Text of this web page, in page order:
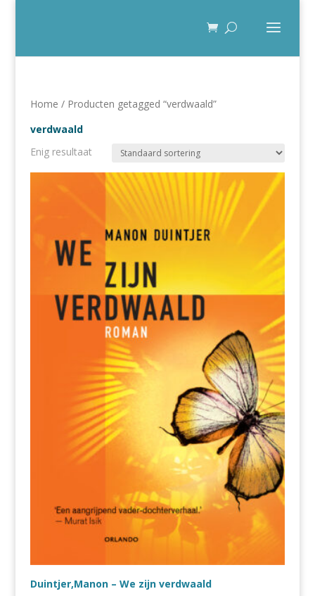
Home / Producten getagged “verdwaald”
verdwaald
Enig resultaat
Duintjer,Manon – We zijn verdwaald